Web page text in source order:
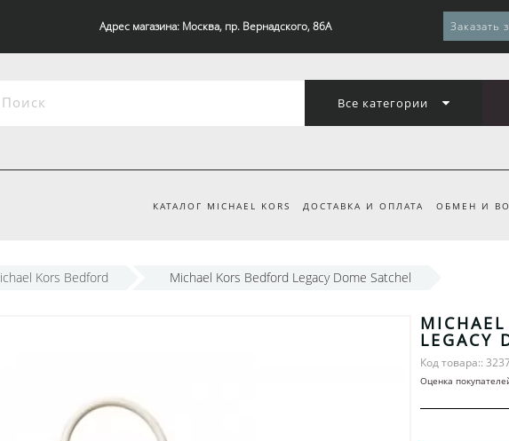
Адрес магазина: Москва, пр. Вернадского, 86А Заказать
Все категории
КАТАЛОГ MICHAEL KORS ДОСТАВКА И ОПЛАТА ОБМЕН И
Kors Bedford Michael Kors Bedford Legacy Dome Satchel
LEGACY
Код товара::
Оценка